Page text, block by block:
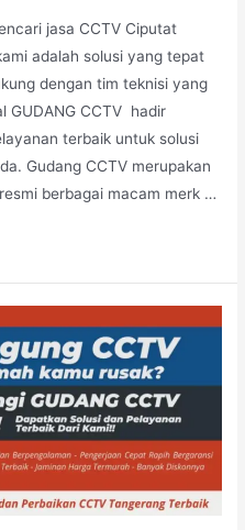
jasa CCTV Ciputat
adalah solusi yang tepat
dengan tim teknisi yang
GUDANG CCTV hadir
terbaik untuk solusi
Gudang CCTV merupakan
berbagai macam merk …